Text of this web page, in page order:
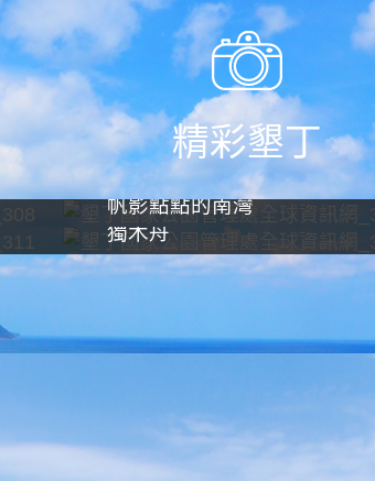
精彩墾丁
帆影點點的南灣
獨木舟